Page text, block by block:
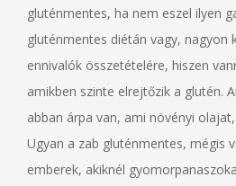
gluténmentes, ha nem eszel ilyen
gluténmentes diétán vagy, nagyon
ennivalók összetételére, hiszen
amikben szinte elrejtőzik a glutén.
abban árpa van, ami növényi
Ugyan a zab gluténmentes, mégis
emberek, akiknél